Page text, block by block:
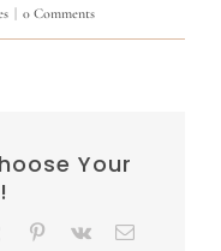
0 Comments
Your
Tumblr Pinterest
Vk Email